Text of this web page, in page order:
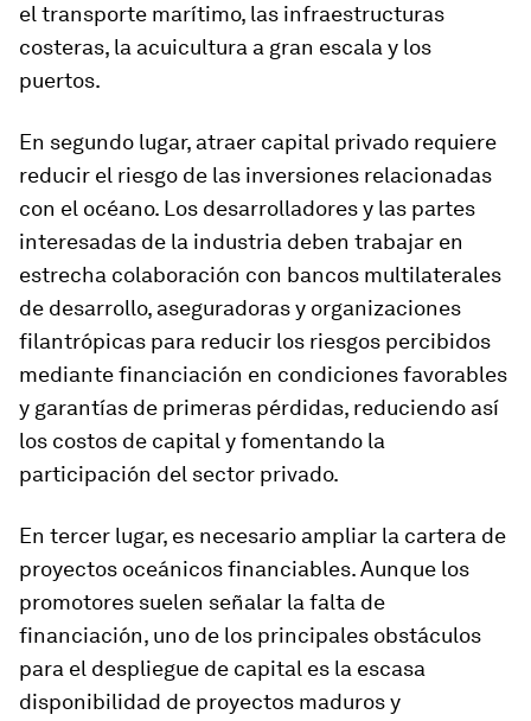
el transporte marítimo, las infraestructuras
costeras, la acuicultura a gran escala y los
puertos.
En segundo lugar, atraer capital privado requiere
reducir el riesgo de las inversiones relacionadas
con el océano. Los desarrolladores y las partes
interesadas de la industria deben trabajar en
estrecha colaboración con bancos multilaterales
de desarrollo, aseguradoras y organizaciones
filantrópicas para reducir los riesgos percibidos
mediante financiación en condiciones favorables
y garantías de primeras pérdidas, reduciendo así
los costos de capital y fomentando la
participación del sector privado.
En tercer lugar, es necesario ampliar la cartera de
proyectos oceánicos financiables. Aunque los
promotores suelen señalar la falta de
financiación, uno de los principales obstáculos
para el despliegue de capital es la escasa
disponibilidad de proyectos maduros y